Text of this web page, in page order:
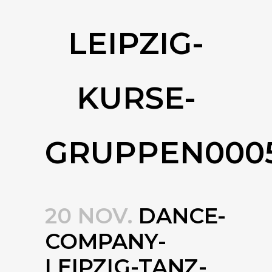
LEIPZIG-
KURSE-
20 NOV. DANCE-
COMPANY-